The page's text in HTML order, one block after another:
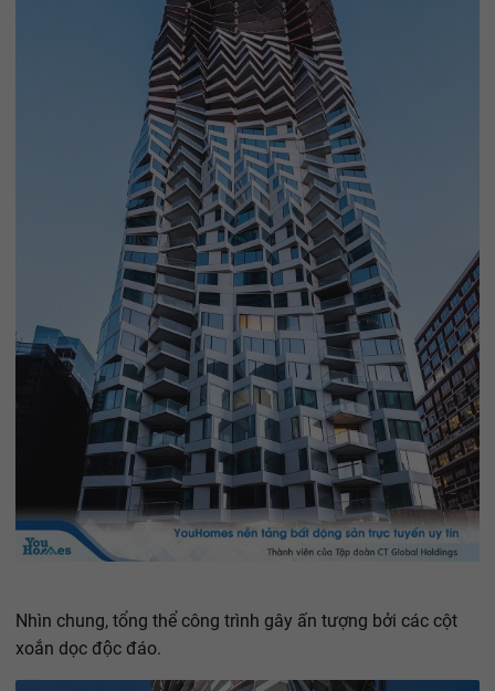
Nhìn chung, tổng thể công trình gây ấn tượng bởi các cột
xoắn dọc độc đáo.